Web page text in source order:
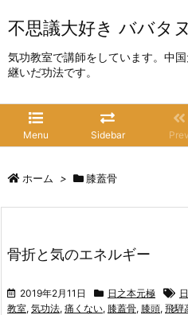
不思議大好き ババタ
気功教室で講師をしています。中
継いだ功法です。
Menu Sidebar Prev
ホーム > 膝蓋骨
骨折と気のエネルギー
2019年2月11日 日之本元極
教室, 気功法, 痛くない, 膝蓋骨, 膝頭, 飛騨